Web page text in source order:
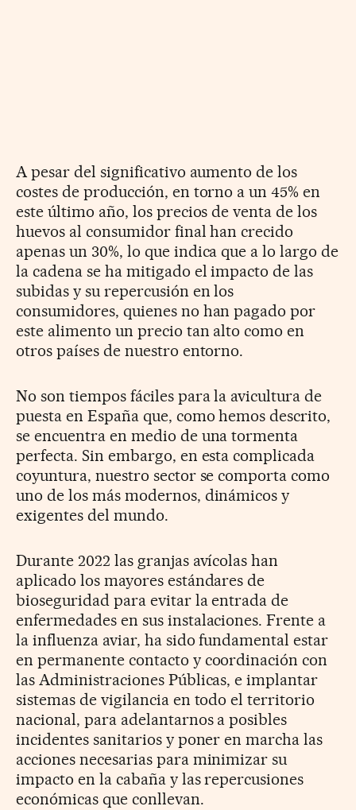
A pesar del significativo aumento de los
costes de producción, en torno a un 45% en
este último año, los precios de venta de los
huevos al consumidor final han crecido
apenas un 30%, lo que indica que a lo largo de
la cadena se ha mitigado el impacto de las
subidas y su repercusión en los
consumidores, quienes no han pagado por
este alimento un precio tan alto como en
otros países de nuestro entorno.
No son tiempos fáciles para la avicultura de
puesta en España que, como hemos descrito,
se encuentra en medio de una tormenta
perfecta. Sin embargo, en esta complicada
coyuntura, nuestro sector se comporta como
uno de los más modernos, dinámicos y
exigentes del mundo.
Durante 2022 las granjas avícolas han
aplicado los mayores estándares de
bioseguridad para evitar la entrada de
enfermedades en sus instalaciones. Frente a
la influenza aviar, ha sido fundamental estar
en permanente contacto y coordinación con
las Administraciones Públicas, e implantar
sistemas de vigilancia en todo el territorio
nacional, para adelantarnos a posibles
incidentes sanitarios y poner en marcha las
acciones necesarias para minimizar su
impacto en la cabaña y las repercusiones
económicas que conllevan.